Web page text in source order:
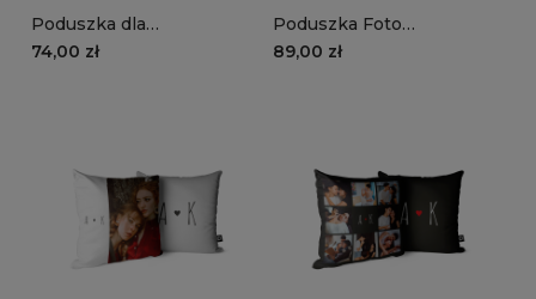
Poduszka dla
zakochanych | uścisk dłoni
74,00 zł
Poduszka Foto
#odcieniemiłosci - Biały |
89,00 zł